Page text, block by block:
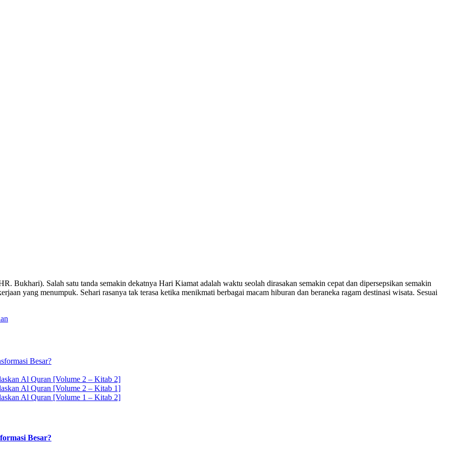
Bukhari). Salah satu tanda semakin dekatnya Hari Kiamat adalah waktu seolah dirasakan semakin cepat dan dipersepsikan semakin
yang menumpuk. Sehari rasanya tak terasa ketika menikmati berbagai macam hiburan dan beraneka ragam destinasi wisata. Sesuai
Besar?
Al Quran [Volume 2 – Kitab 2]
Al Quran [Volume 2 – Kitab 1]
Al Quran [Volume 1 – Kitab 2]
Besar?